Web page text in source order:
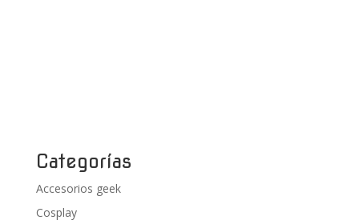
Categorías
Accesorios geek
Cosplay